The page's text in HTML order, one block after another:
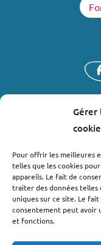
Gérer
Pour offrir les meilleures
telles que les cookies
appareils. Le fait de
traiter des données telles
uniques sur ce site. Le
consentement peut avoir
et fonctions.